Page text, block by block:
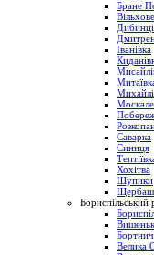
Бране
Дибинці
Іванівка
Саварка
Синиця
Хохітва
Шупики
Бориспільський
Велика